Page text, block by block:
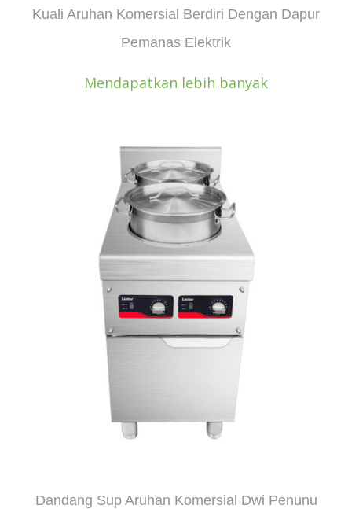
Kuali Aruhan Komersial Berdiri Dengan Dapur
Pemanas Elektrik
Mendapatkan lebih banyak
Dandang Sup Aruhan Komersial Dwi Penunu